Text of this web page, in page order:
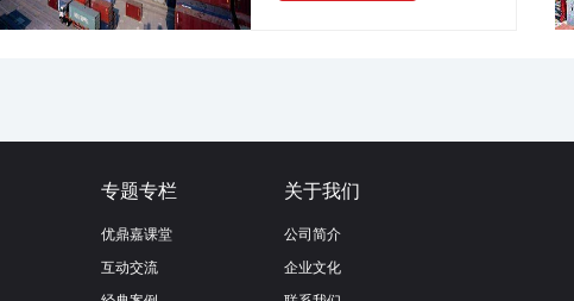
专题专栏
优鼎嘉课堂
互动交流
关于我们
公司简介
企业文化